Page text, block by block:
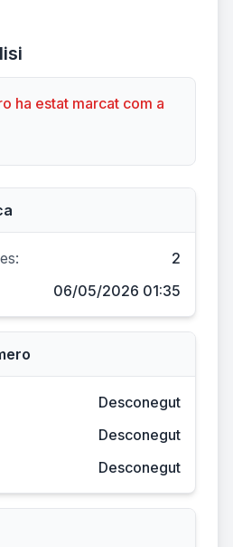
ha estat marcat com a
2
06/05/2026 01:35
Desconegut
Desconegut
Desconegut